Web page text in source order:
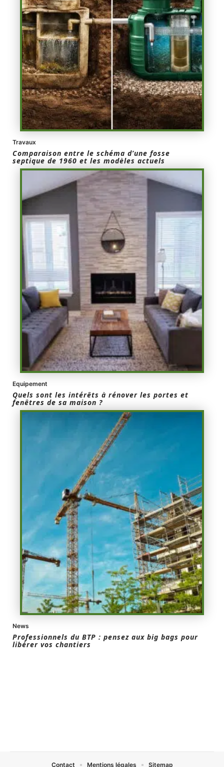
Travaux
Comparaison entre le schéma d’une fosse
septique de 1960 et les modèles actuels
Equipement
Quels sont les intérêts à rénover les portes et
fenêtres de sa maison ?
News
Professionnels du BTP : pensez aux big bags pour
libérer vos chantiers
Contact Mentions légales Sitemap